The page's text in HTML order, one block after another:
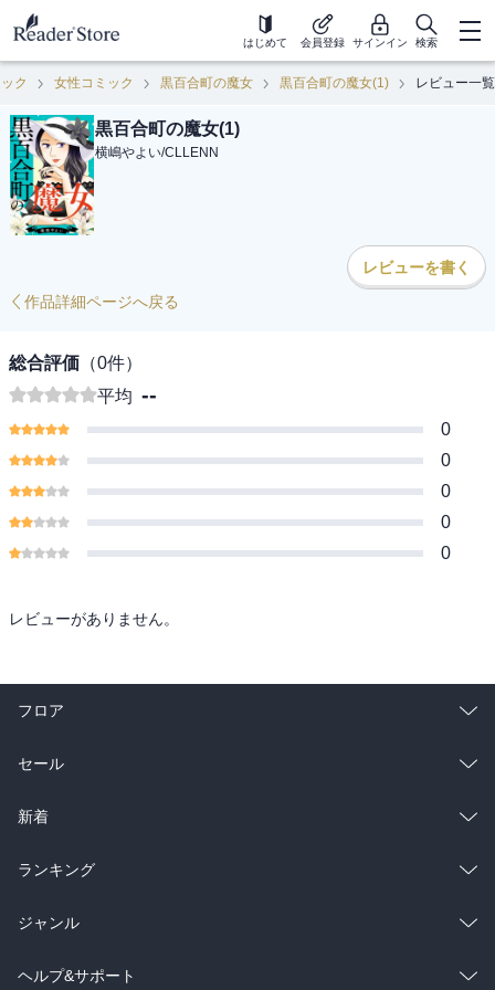
はじめて 会員登録 サインイン 検索
ク 女性コミック 黒百合町の魔女 黒百合町の魔女(1) レビュー一覧
黒百合町の魔女(1)
横嶋やよい/CLLENN
レビューを書く
作品詳細ページへ戻る
総合評価 （0件）
平均 --
0
0
0
0
0
レビューがありません。
フロア
総合
ラノベ
雑誌・グラビア
BL・TL
セール
総合
ラノベ
雑誌・グラビア
BL・TL
新着
総合
ラノベ
雑誌・グラビア
ランキング
総合
ラノベ
ジャンル
コミック
ヘルプ&サポート